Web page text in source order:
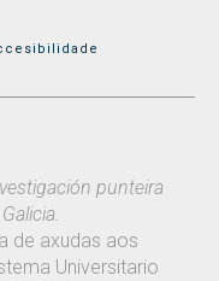
punteira
de axudas aos
Universitario